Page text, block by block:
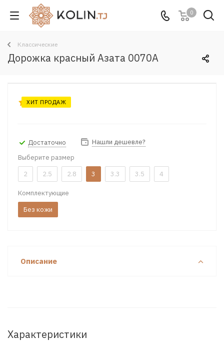
0
Классические
Дорожка красный Азата 0070A
ХИТ ПРОДАЖ
Достаточно
Нашли дешевле?
Выберите размер
2
2.5 2.8 3 3.3 3.5 4
Комплектующие
Без кожи
Описание
Характеристики